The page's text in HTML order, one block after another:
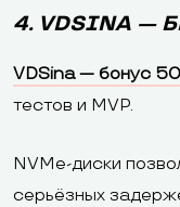
4. VDSINA —
VDSina — бонус
тестов и MVP.
NVMe-диски
серьёзных